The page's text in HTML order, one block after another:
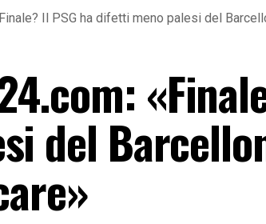
Il PSG ha difetti meno palesi del
del